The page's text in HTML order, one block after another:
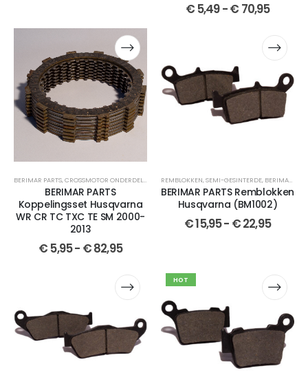
€5,49-€ 70,95
BERIMAR PARTS,CROSSMOTOR ONDERDELEN KOPPELINGSSET,HUSQVARNA,WR 250,WR 300
BERIMAR PARTS
Koppelingsset Husqvarna
WR CR TC TXC TE SM 2000-
2013
€ 5,95- €82,95
REMBLOKKEN,SEMI-GESINTERDE, BERIMAR PARTS
BERIMAR PARTS Remblokken
Husqvarna (BM1002)
€15,95- €22,95
HOT